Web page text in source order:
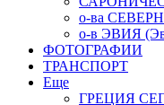
о-ва
о-в ЭВИЯ
ФОТОГРАФИИ
ТРАНСПОРТ
Еще
ГРЕЦИЯ